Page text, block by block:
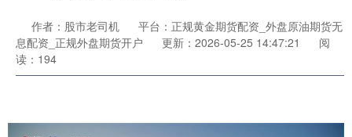
作者：股市老司机
平台：正规黄金期货配资_外盘原油期货无
息配资_正规外盘期货开户
更新：2026-05-25 14:47:21
阅
读：194